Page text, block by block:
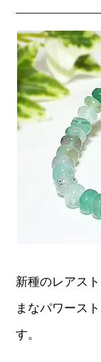
新種のレアス
まなパワース
す。